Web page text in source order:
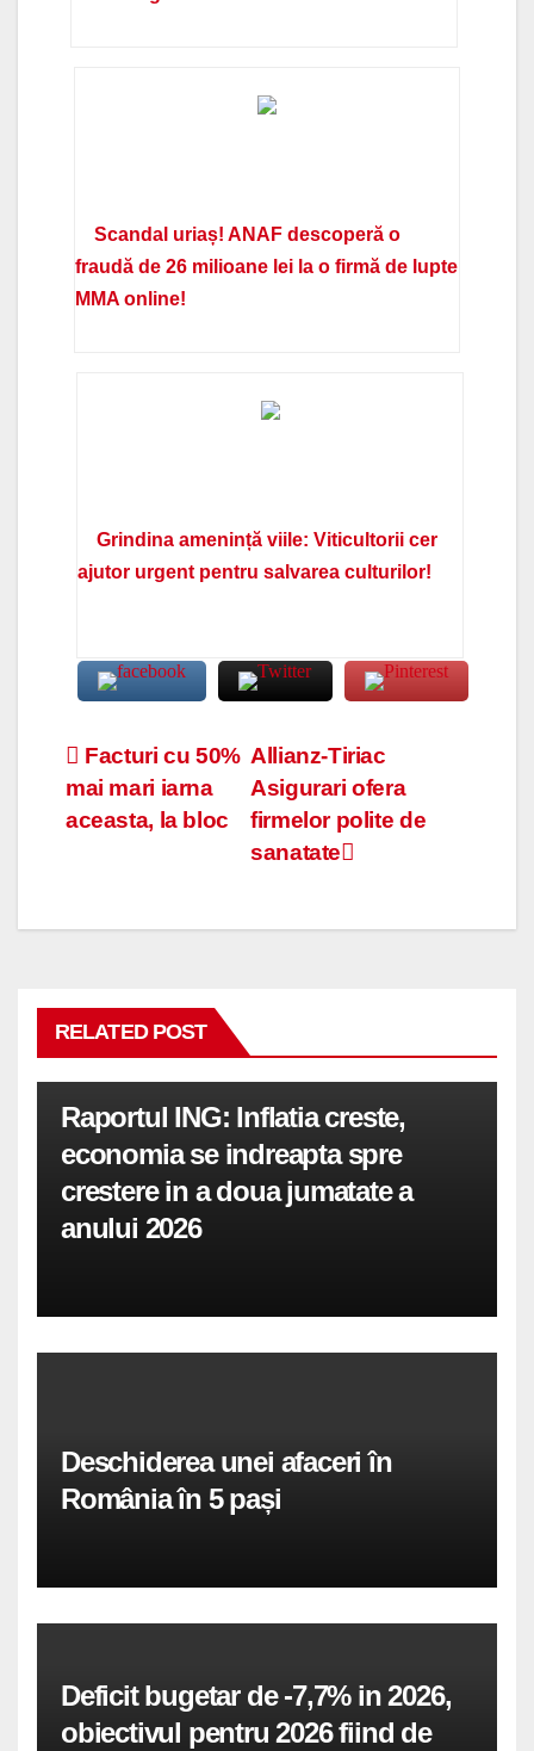
Scandal uriaș! ANAF descoperă o
fraudă de 26 milioane lei la o firmă de lupte
MMA online!
Grindina amenință viile: Viticultorii cer
ajutor urgent pentru salvarea culturilor!
Navigare
în
Allianz-Tiriac
Asigurari ofera
firmelor polite de
sanatate
Facturi cu 50%
mai mari iarna
aceasta, la bloc
RELATED POST
Raportul ING: Inflatia creste,
economia se indreapta spre
crestere in a doua jumatate a
anului 2026
Deschiderea unei afaceri în
România în 5 pași
Deficit bugetar de -7,7% in 2026,
obiectivul pentru 2026 fiind de